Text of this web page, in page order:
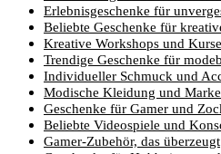
Erlebnisgeschenke für
Beliebte Geschenke für
Kreative Workshops und Kurse
Trendige Geschenke für
Individueller Schmuck und
Modische Kleidung und
Geschenke für Gamer und
Beliebte Videospiele und
Gamer-Zubehör, das überzeugt